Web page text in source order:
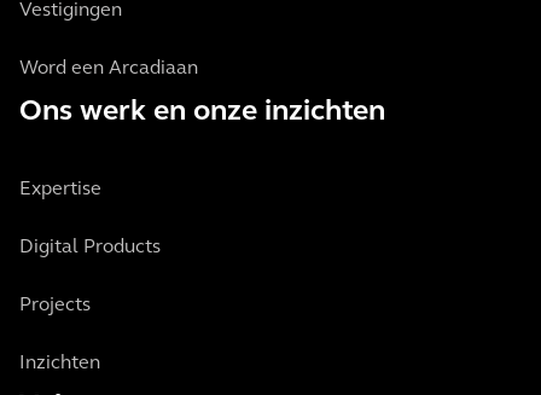
Vestigingen
Word een Arcadiaan
Ons werk en onze inzichten
Expertise
Digital Products
Projects
Inzichten